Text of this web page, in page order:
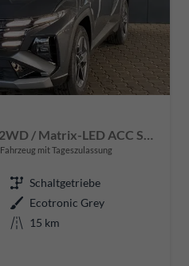
Fahrzeug mit Tageszulassung
Schaltgetriebe
Ecotronic Grey
15 km